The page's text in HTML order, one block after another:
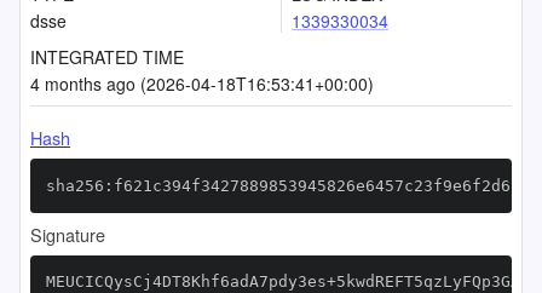
dsse
1339330034
INTEGRATED TIME
4 months ago (2026-04-18T16:53:41+00:00)
Hash
Signature